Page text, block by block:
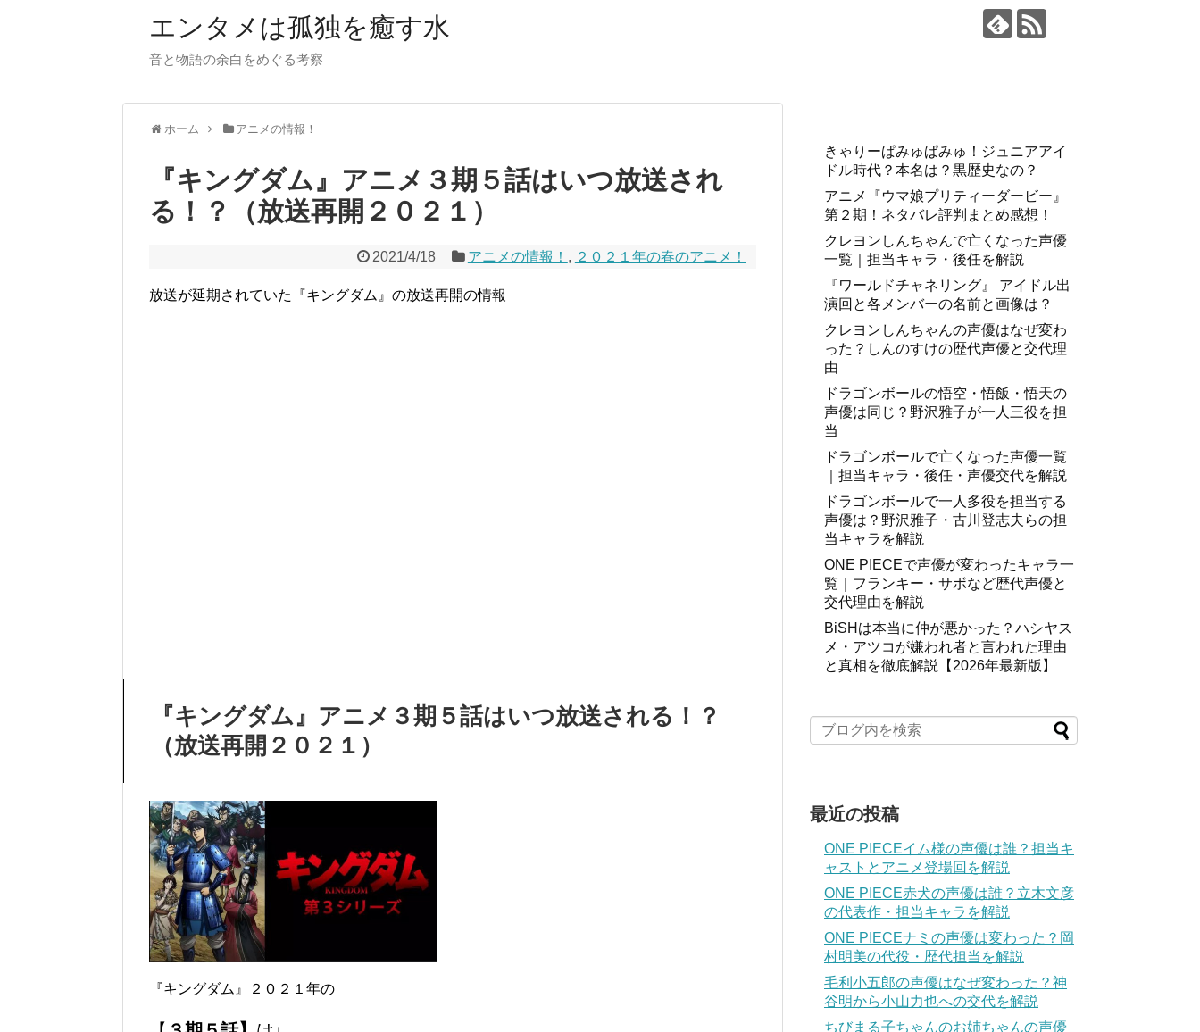
【PR】当サイトではアフィリエイト広告（PR）を利用しています。記事内ではアフィリエイトプログラムを利用して商品・サービスを紹介しています。
エンタメは孤独を癒す水
音と物語の余白をめぐる考察
ホーム アニメの情報！
『キングダム』アニメ３期５話はいつ放送され
る！？（放送再開２０２１）
2021/4/18 アニメの情報！ , ２０２１年の春のアニメ！
放送が延期されていた『キングダム』の放送再開の情報
『キングダム』アニメ３期５話はいつ放送される！？
（放送再開２０２１）
『キングダム』２０２１年の
きゃりーぱみゅぱみゅ！ジュニアアイ
ドル時代？本名は？黒歴史なの？
アニメ『ウマ娘プリティーダービー』
第２期！ネタバレ評判まとめ感想！
クレヨンしんちゃんで亡くなった声優
一覧｜担当キャラ・後任を解説
『ワールドチャネリング』 アイドル出
演回と各メンバーの名前と画像は？
クレヨンしんちゃんの声優はなぜ変わ
った？しんのすけの歴代声優と交代理
由
ドラゴンボールの悟空・悟飯・悟天の
声優は同じ？野沢雅子が一人三役を担
当
ドラゴンボールで亡くなった声優一覧
｜担当キャラ・後任・声優交代を解説
ドラゴンボールで一人多役を担当する
声優は？野沢雅子・古川登志夫らの担
当キャラを解説
ONE PIECEで声優が変わったキャラ一
覧｜フランキー・サボなど歴代声優と
交代理由を解説
BiSHは本当に仲が悪かった？ハシヤス
メ・アツコが嫌われ者と言われた理由
と真相を徹底解説【2026年最新版】
最近の投稿
ONE PIECEイム様の声優は誰？担当キ
ャストとアニメ登場回を解説
ONE PIECE赤犬の声優は誰？立木文彦
の代表作・担当キャラを解説
ONE PIECEナミの声優は変わった？岡
村明美の代役・歴代担当を解説
毛利小五郎の声優はなぜ変わった？神
谷明から小山力也への交代を解説
ちびまる子ちゃんのお姉ちゃんの声優